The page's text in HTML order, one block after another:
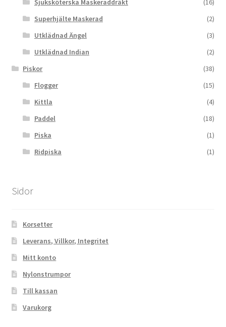
Sjuksköterska Maskeraddräkt
(16)
Superhjälte Maskerad
(2)
Utklädnad Ängel
(3)
Utklädnad Indian
(2)
Piskor
(38)
Flogger
(15)
Kittla
(4)
Paddel
(18)
Piska
(1)
Ridpiska
(1)
Sidor
Korsetter
Leverans, Villkor, Integritet
Mitt konto
Nylonstrumpor
Till kassan
Varukorg